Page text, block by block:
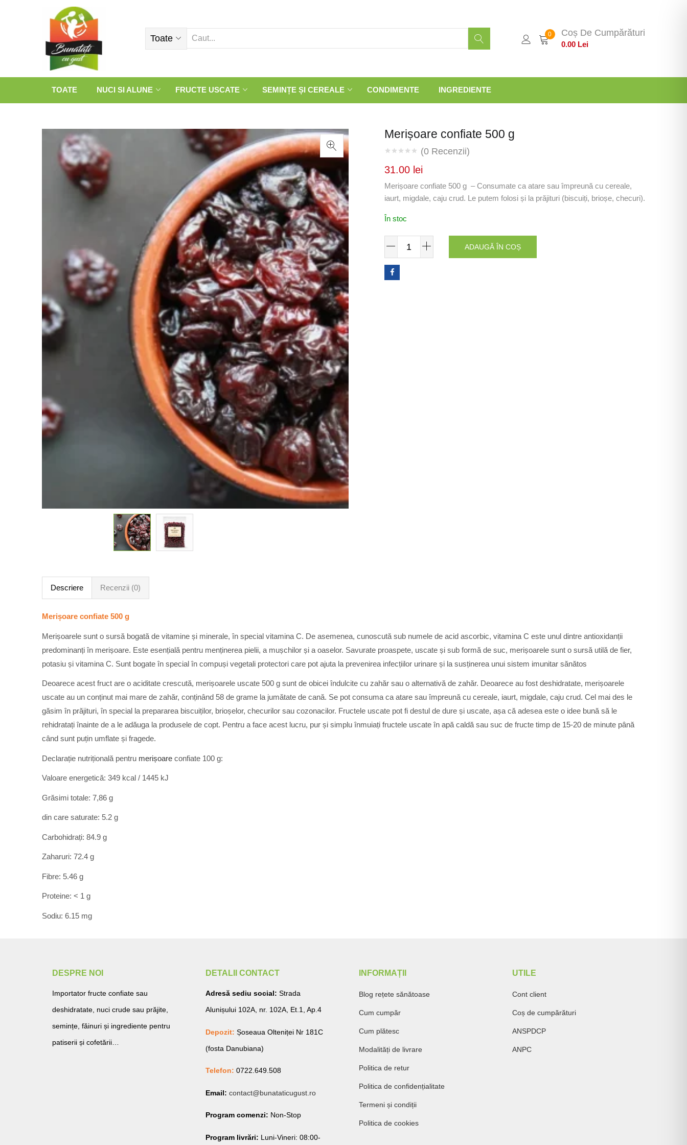
Toate 0 Coș De Cumpărături
0.00 Lei
TOATE NUCI SI ALUNE FRUCTE USCATE SEMINȚE ȘI CEREALE CONDIMENTE INGREDIENTE
Merișoare confiate 500 g
(0 Recenzii)
31.00 lei
Merișoare confiate 500 g – Consumate ca atare sau împreună cu cereale,
iaurt, migdale, caju crud. Le putem folosi și la prăjituri (biscuiți, brioșe, checuri).
În stoc
ADAUGĂ ÎN COȘ
Descriere Recenzii (0)
Merișoare confiate 500 g
Merișoarele sunt o sursă bogată de vitamine și minerale, în special vitamina C. De asemenea, cunoscută sub numele de acid ascorbic, vitamina C este unul dintre antioxidanții
predominanți în merișoare. Este esențială pentru menținerea pielii, a mușchilor și a oaselor. Savurate proaspete, uscate și sub formă de suc, merișoarele sunt o sursă utilă de fier,
potasiu și vitamina C. Sunt bogate în special în compuși vegetali protectori care pot ajuta la prevenirea infecțiilor urinare și la susținerea unui sistem imunitar sănătos
Deoarece acest fruct are o aciditate crescută, merișoarele uscate 500 g sunt de obicei îndulcite cu zahăr sau o alternativă de zahăr. Deoarece au fost deshidratate, merișoarele
uscate au un conținut mai mare de zahăr, conținând 58 de grame la jumătate de cană. Se pot consuma ca atare sau împreună cu cereale, iaurt, migdale, caju crud. Cel mai des le
găsim în prăjituri, în special la prepararea biscuiților, brioșelor, checurilor sau cozonacilor. Fructele uscate pot fi destul de dure și uscate, așa că adesea este o idee bună să le
rehidratați înainte de a le adăuga la produsele de copt. Pentru a face acest lucru, pur și simplu înmuiați fructele uscate în apă caldă sau suc de fructe timp de 15-20 de minute până
când sunt puțin umflate și fragede.
Declarație nutrițională pentru merișoare confiate 100 g:
Valoare energetică: 349 kcal / 1445 kJ
Grăsimi totale: 7,86 g
din care saturate: 5.2 g
Carbohidrați: 84.9 g
Zaharuri: 72.4 g
Fibre: 5.46 g
Proteine: < 1 g
Sodiu: 6.15 mg
DESPRE NOI
Importator fructe confiate sau
deshidratate, nuci crude sau prăjite,
semințe, făinuri și ingrediente pentru
patiserii și cofetării…
DETALII CONTACT
Adresă sediu social: Strada
Alunișului 102A, nr. 102A, Et.1, Ap.4
Depozit: Șoseaua Olteniței Nr 181C
(fosta Danubiana)
Telefon: 0722.649.508
Email: contact@bunataticugust.ro
Program comenzi: Non-Stop
Program livrări: Luni-Vineri: 08:00-
INFORMAȚII
Blog rețete sănătoase
Cum cumpăr
Cum plătesc
Modalități de livrare
Politica de retur
Politica de confidențialitate
Termeni și condiții
Politica de cookies
UTILE
Cont client
Coș de cumpărături
ANSPDCP
ANPC